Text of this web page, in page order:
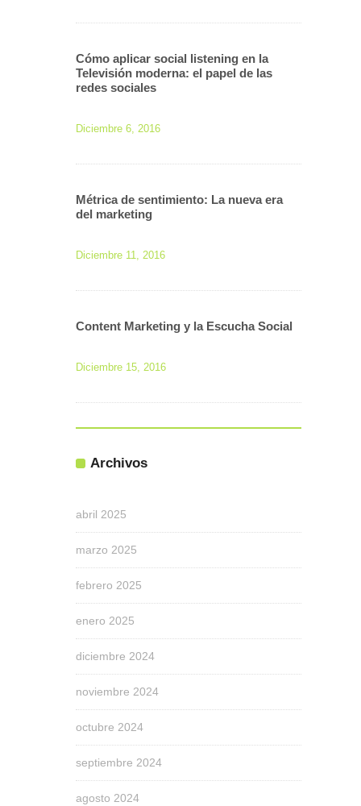
Cómo aplicar social listening en la
Televisión moderna: el papel de las
redes sociales
Diciembre 6, 2016
Métrica de sentimiento: La nueva era
del marketing
Diciembre 11, 2016
Content Marketing y la Escucha Social
Diciembre 15, 2016
Archivos
abril 2025
marzo 2025
febrero 2025
enero 2025
diciembre 2024
noviembre 2024
octubre 2024
septiembre 2024
agosto 2024